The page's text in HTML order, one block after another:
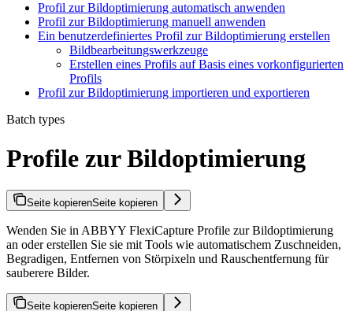
Profil zur Bildoptimierung automatisch anwenden
Profil zur Bildoptimierung manuell anwenden
Ein benutzerdefiniertes Profil zur Bildoptimierung erstellen
Bildbearbeitungswerkzeuge
Erstellen eines Profils auf Basis eines vorkonfigurierten
Profils
Profil zur Bildoptimierung importieren und exportieren
Batch types
Profile zur Bildoptimierung
Seite kopierenSeite kopieren
Wenden Sie in ABBYY FlexiCapture Profile zur Bildoptimierung
an oder erstellen Sie sie mit Tools wie automatischem Zuschneiden,
Begradigen, Entfernen von Störpixeln und Rauschentfernung für
sauberere Bilder.
Seite kopierenSeite kopieren